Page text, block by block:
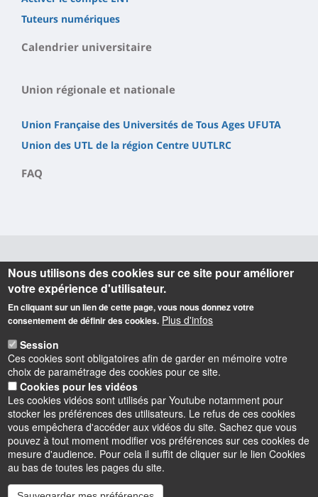
Tuteurs numériques
Calendrier universitaire
Union régionale et nationale
Union Française des Universités de Tous Ages UFUTA
Union des UTL de la région Centre UUTLRC
FAQ
Informations
Université du Temps Libre (UTL)
1 rue de Chartres - Bâtiment Michel Royer (1er étage)
Téléphone : 02 38 41 71 77
Courriel : secretariat.utlo@univ-orleans.fr
Latitude: 47.8462248
Longitude: 1.9338402
Nous utilisons des cookies sur ce site pour améliorer
votre expérience d'utilisateur.
En cliquant sur un lien de cette page, vous nous donnez votre
consentement de définir des cookies. Plus d'infos
Session
Ces cookies sont obligatoires afin de garder en mémoire votre
choix de paramétrage des cookies pour ce site.
Cookies pour les vidéos
Les cookies vidéos sont utilisés par Youtube notamment pour
stocker les préférences des utilisateurs. Le refus de ces cookies
vous empêchera d'accéder aux vidéos du site. Sachez que vous
pouvez à tout moment modifier vos préférences sur ces cookies de
mesure d'audience. Pour cela il suffit de cliquer sur le lien Cookies
au bas de toutes les pages du site.